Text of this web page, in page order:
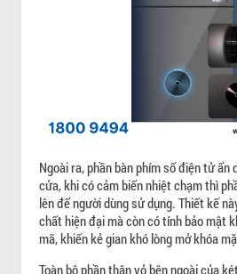
Ngoài ra, phần bàn phím số điện tử ẩn
cửa, khi có cảm biến nhiệt chạm thì
lên để người dùng sử dụng. Thiết kế
chất hiện đại mà còn có tính bảo mật
mã, khiến kẻ gian khó lòng mở khóa
Toàn bộ phần thân vỏ bên ngoài của